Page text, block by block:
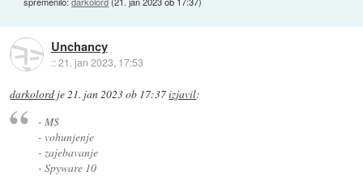
Unchancy
::21. jan 2023, 17:53
darkolord je21. jan 2023 ob 17:37izjavil:
- M$
- vohunjenje
- zajebavanje
- Spyware 10